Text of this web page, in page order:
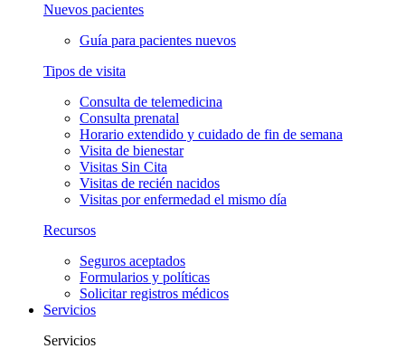
Nuevos pacientes
Guía para pacientes nuevos
Tipos de visita
Consulta de telemedicina
Consulta prenatal
Horario extendido y cuidado de fin de semana
Visita de bienestar
Visitas Sin Cita
Visitas de recién nacidos
Visitas por enfermedad el mismo día
Recursos
Seguros aceptados
Formularios y políticas
Solicitar registros médicos
Servicios
Servicios